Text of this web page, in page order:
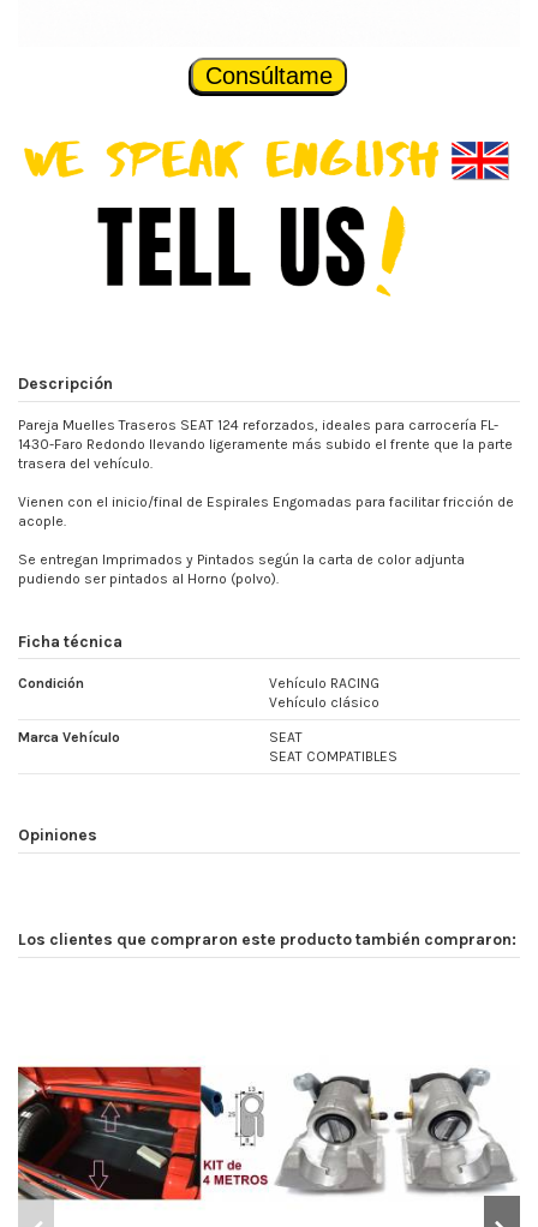
Consúltame
Descripción
Pareja Muelles Traseros SEAT 124 reforzados, ideales para carrocería FL-
1430-Faro Redondo llevando ligeramente más subido el frente que la parte
trasera del vehículo.
Vienen con el inicio/final de Espirales Engomadas para facilitar fricción de
acople.
Se entregan Imprimados y Pintados según la carta de color adjunta
pudiendo ser pintados al Horno (polvo).
Ficha técnica
Condición
Vehículo RACING
Vehículo clásico
Marca Vehículo
SEAT
SEAT COMPATIBLES
Opiniones
Los clientes que compraron este producto también compraron: